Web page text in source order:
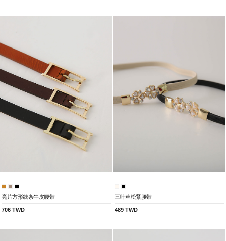
亮片方形线条牛皮腰带
706 TWD
三叶草松紧腰带
489 TWD